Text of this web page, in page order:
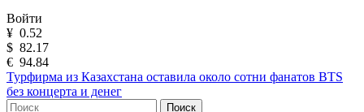
Войти
¥ 0.52
$ 82.17
€ 94.84
Турфирма из Казахстана оставила около сотни фанатов BTS
без концерта и денег
Поиск